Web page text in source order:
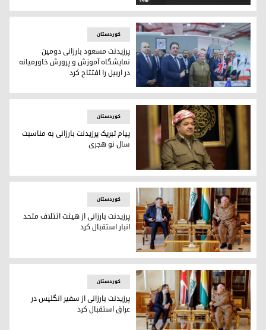
پیام تسلیت پرزیدنت مسعود بارزانی به رئیس امارات متحده عربی
پرزیدنت مسعود بارزانی در هنگام بازدید از دومین نمایشگاه
کوردستان
پرزیدنت مسعود بارزانی دومین
نمایشگاه آموزش و پرورش خاورمیانه
در اربیل را افتتاح کرد
پرزیدنت مسعود بارزانی
کوردستان
پیام تبریک پرزیدنت بارزانی به مناسبت
سال نو هجری
پرزیدنت مسعود بارزانی و جمال الکربولی، رئیس هیئت ائتلاف
کوردستان
پرزیدنت بارزانی از هیئت ائتلاف متحد
انبار استقبال کرد
کوردستان
پرزیدنت بارزانی از سفیر انگلیس در
عراق استقبال کرد